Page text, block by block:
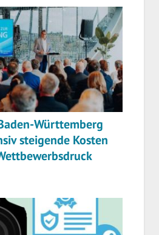
Württemberg
steigende Kosten